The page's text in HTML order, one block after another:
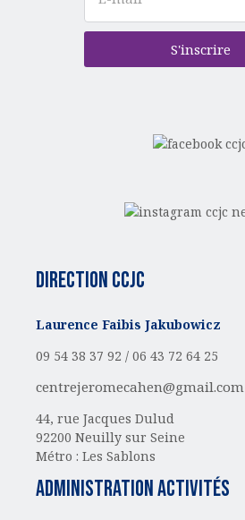
S'inscrire
Direction CCJC
Laurence Faibis Jakubowicz
09 54 38 37 92 / 06 43 72 64 25
centrejeromecahen@gmail.com
44, rue Jacques Dulud
92200 Neuilly sur Seine
Métro : Les Sablons
administration activités